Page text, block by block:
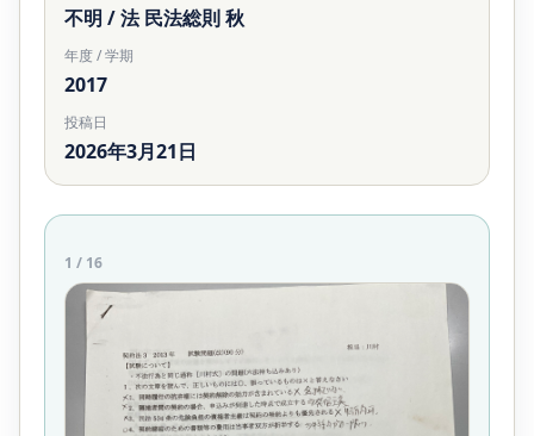
不明 / 法 民法総則 秋
年度 / 学期
2017
投稿日
2026年3月21日
1 / 16